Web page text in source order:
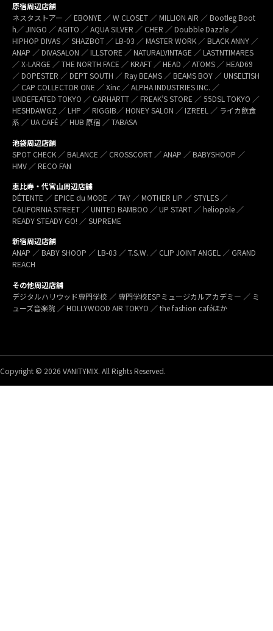
原宿周辺店舗
ネスタストアー ／ EBONYE ／ W CLOSET ／ MILLION AIR ／ Bootleg Boot
h／ JINGO ／ AGITO ／ AQUA SILVER ／ CHER ／ Doubble Dazzle ／
HIPHOP DIVAS ／ SHAZBOT ／ LB-03 ／ MASTER WORK ／ BLACK ANNY ／
ANAP ／ DIVASALON ／ ILLSTORE ／ NATURALVINTAGE ／ LASTNTIMARES
／ X-LARGE ／ THE NORTH FACE ／ KRAFT ／ HEAD ／ ATOMS ／ HEAD69
／ DOPESTER ／ DEPT SOUTH ／ Ray BEAMS ／ BEAMS BOY ／ UNSELTISH
／ CAP COLLECTOR ONE ／ Xinc ／ ALPHA INDUSTRIES INC. ／
UNDEFEATED TOKYO ／ CARHARTT ／ FREAK’S STORE ／ 55DSL TOKYO ／
HESHDAWGZ ／ LHP ／ RIGGIB／ HONEY SALON ／ IZREEL ／ ライカ飲食
系 ／ UA CAFÉ ／ HUB 原宿 ／ TABASA
池袋周辺店舗
SPOT CHECK ／ BALANCE ／ CROSSCORT ／ ANAP ／ BABYSHOOP ／
HMV ／ RECO FAN
恵比寿・代官山周辺店舗
DÉTENTE ／ EPICE du MODE ／ TAY ／ MOTHER LIP ／ STYLES ／
CALIFORNIA STREET ／ UNITED BAMBOO ／ UP START ／ heliopole ／
READY STEADY GO! ／ SUPREME
新宿周辺店舗
ANAP ／ BABY SHOOP ／ LB-03 ／ T.S.W. ／ CLIP JOINT ANGEL ／ GRAND
REACH
その他周辺店舗
デジタルハリウッド専門学校 ／ 専門学校ESPミュージカルアカデミー ／ ミ
ューズ音楽院 ／ HOLLYWOOD AIR TOKYO ／ the fashion caféほか
Copyright © 2026 VANITYMIX. All Rights Reserved.